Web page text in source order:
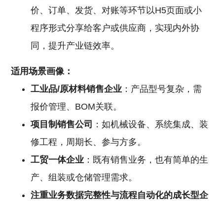
价、订单、发货、对账等环节以H5页面或小
程序形式分享给客户或供应商，实现内外协
同，提升产业链效率。
适用场景画像：
工业品/原材料销售企业 ：产品型号复杂，需
报价管理、BOM关联。
项目制销售公司
：如机械设备、系统集成、装
修工程，周期长、参与方多。
工贸一体企业 ：既有销售业务，也有简单的生
产、组装或仓储管理需求。
注重业务数据完整性与流程自动化的成长型企